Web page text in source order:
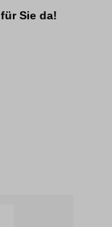
Sie da!